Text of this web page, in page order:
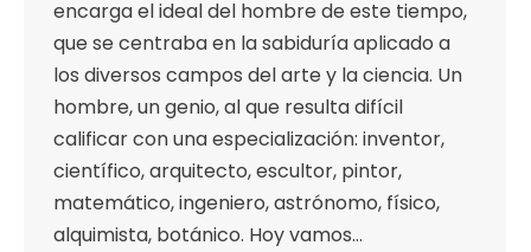
encarga el ideal del hombre de este tiempo,
que se centraba en la sabiduría aplicado a
los diversos campos del arte y la ciencia. Un
hombre, un genio, al que resulta difícil
calificar con una especialización: inventor,
científico, arquitecto, escultor, pintor,
matemático, ingeniero, astrónomo, físico,
alquimista, botánico. Hoy vamos…